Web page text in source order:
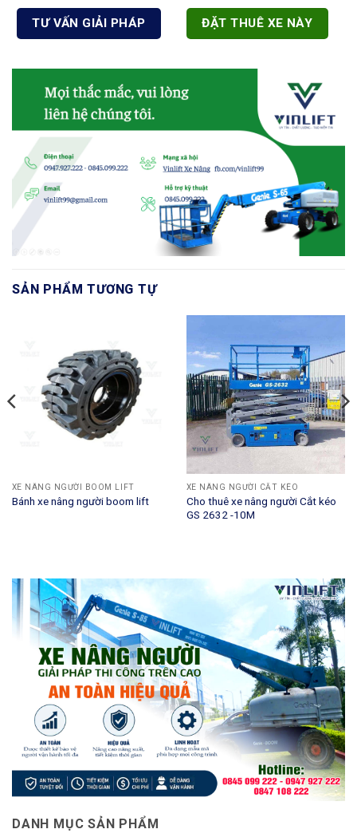
TƯ VẤN GIẢI PHÁP ĐẶT THUÊ XE NÀY
SẢN PHẨM TƯƠNG TỰ
XE NÂNG NGƯỜI BOOM LIFT
Bánh xe nâng người boom lift
XE NÂNG NGƯỜI CẮT KÉO
Cho thuê xe nâng người Cắt kéo
GS 2632 -10M
DANH MỤC SẢN PHẨM